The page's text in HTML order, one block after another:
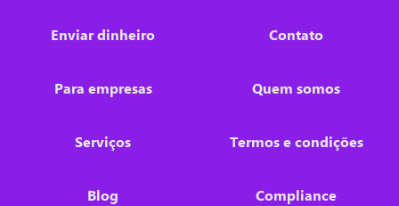
Enviar dinheiro
Para empresas
Serviços
Blog
Contato
Quem somos
Termos e condições
Compliance